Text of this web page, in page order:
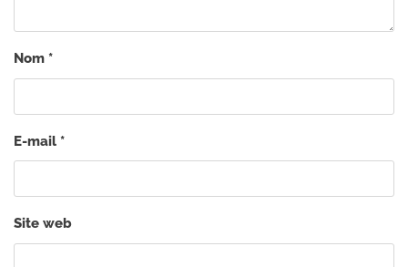
Nom *
E-mail *
Site web